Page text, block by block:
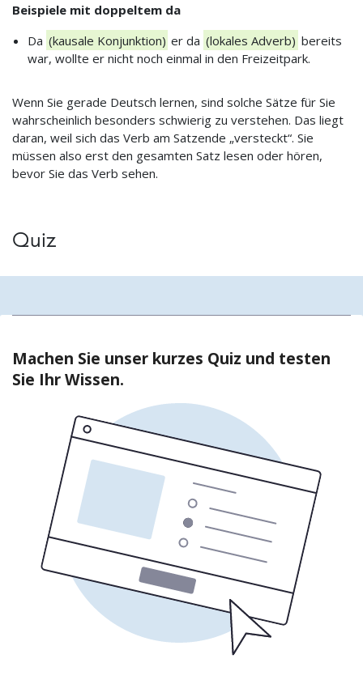
Beispiele mit doppeltem da
Da (kausale Konjunktion) er da (lokales Adverb) bereits
war, wollte er nicht noch einmal in den Freizeitpark.
Wenn Sie gerade Deutsch lernen, sind solche Sätze für Sie
wahrscheinlich besonders schwierig zu verstehen. Das liegt
daran, weil sich das Verb am Satzende „versteckt“. Sie
müssen also erst den gesamten Satz lesen oder hören,
bevor Sie das Verb sehen.
Quiz